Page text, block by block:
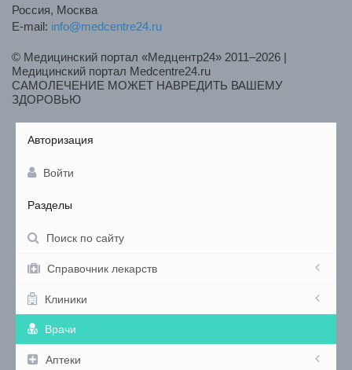
Россия, Москва
E-mail: info@medcentre24.ru
© Медицинский портал «Медцентр24» 2011–2026 |
Медицинский портал Medcentre24.ru
САМОЛЕЧЕНИЕ МОЖЕТ НАВРЕДИТЬ ВАШЕМУ
ЗДОРОВЬЮ
Авторизация
Войти
Разделы
Поиск по сайту
Справочник лекарств
Клиники
Врачи
Аптеки